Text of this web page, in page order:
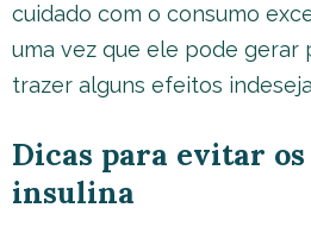
cuidado com o consumo
uma vez que ele pode gerar
trazer alguns efeitos
Dicas para evitar os
insulina